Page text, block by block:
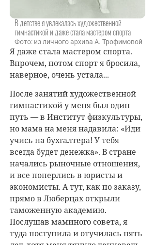
В детстве я увлекалась художественной
гимнастикой и даже стала мастером спорта
Фото: из личного архива А. Трофимовой
Я даже стала мастером спорта.
Впрочем, потом спорт я бросила,
наверное, очень устала...
После занятий художественной
гимнастикой у меня был один
путь — в Институт физкультуры,
но мама на меня надавила: «Иди
учись на бухгалтера! У тебя
всегда будет денежка». В стране
начались рыночные отношения,
и все поперлись в юристы и
экономисты. А тут, как по заказу,
прямо в Люберцах открыли
таможенную академию.
Послушав маминого совета, я
туда поступила и отучилась пять